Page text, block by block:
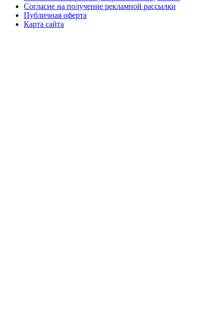
Согласие на получение рекламной рассылки
Публичная оферта
Карта сайта